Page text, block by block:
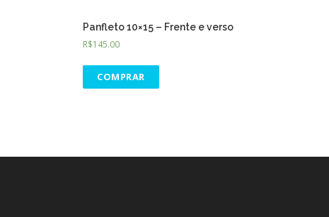
Panfleto 10×15 – Frente e verso
R$145.00
COMPRAR